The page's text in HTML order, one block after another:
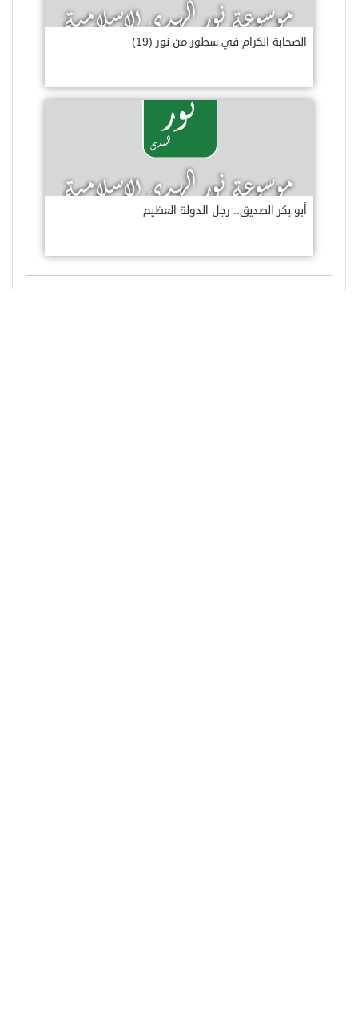
الصحابة الكرام في سطور من نور (19)
أبو بكر الصديق.. رجل الدولة العظيم